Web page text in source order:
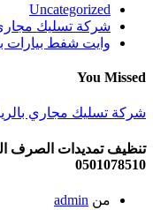
Uncategorized
شركة تسليك
وايت شفط بيارات
You Missed
شركة تسليك مجاري
تنظيف تمديدات الصرف
0501078510
من admin